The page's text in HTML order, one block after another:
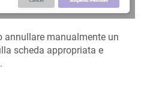
annullare manualmente un
scheda appropriata e